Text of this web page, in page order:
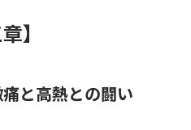
】
と高熱との闘い